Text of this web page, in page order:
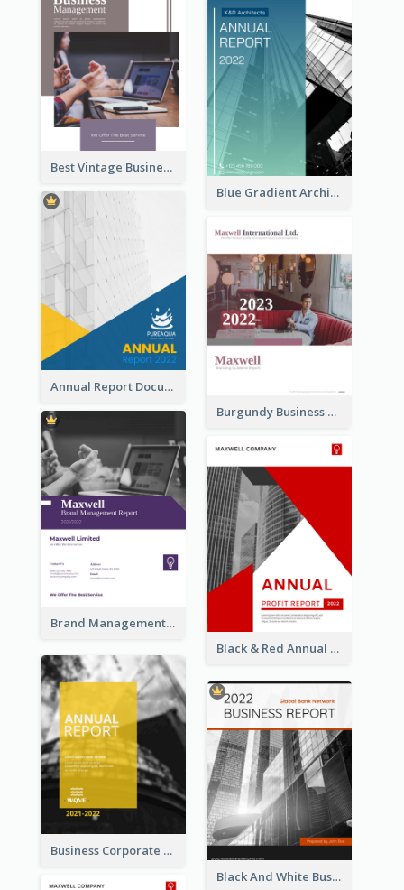
Best Vintage Business Report Design Template
Blue Gradient Architecture Annual Report
Annual Report Documents Reports
Burgundy Business Reports
Brand Management Reports
Black & Red Annual Reports
Business Corporate Annual Report
Black And White Business Report